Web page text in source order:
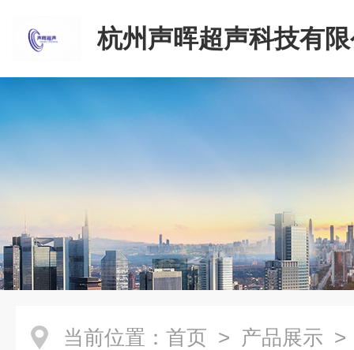
杭州声晖超声科技有
当前位置： 首页 > 产品展示